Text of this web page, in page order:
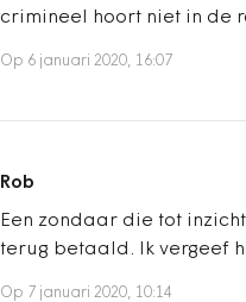
crimineel hoort niet in de
Op 6 januari 2020, 16:07
Rob
Een zondaar die tot
terug betaald. Ik vergeef
Op 7 januari 2020, 10:14